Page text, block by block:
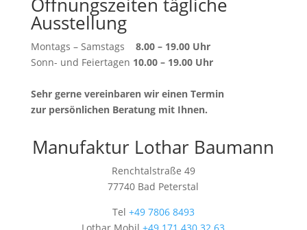
Ausstellung
Montags – Samstags 8.00 – 19.00 Uhr
Sonn- und Feiertagen 10.00 – 19.00 Uhr
Sehr gerne vereinbaren wir einen Termin
zur persönlichen Beratung mit Ihnen.
Manufaktur Lothar Baumann
Renchtalstraße 49
77740 Bad Peterstal
Tel +49 7806 8493